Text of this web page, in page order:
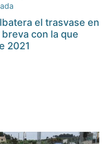
el trasvase en
con la que
2021